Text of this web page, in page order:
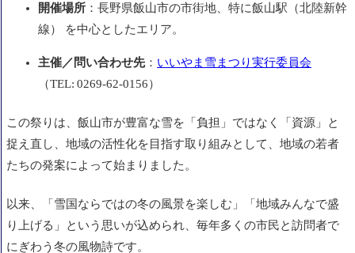
開催場所 ：長野県飯山市の市街地、特に飯山駅（北陸新幹
線） を中心としたエリア。
主催／問い合わせ先： いいやま雪まつり実行委員会
（TEL: 0269‑62‑0156）
この祭りは、飯山市が豊富な雪を「負担」ではなく「資源」と
捉え直し、地域の活性化を目指す取り組みとして、地域の若者
たちの発案によって始まりました。
以来、「雪国ならではの冬の風景を楽しむ」「地域みんなで盛
り上げる」という思いが込められ、毎年多くの市民と訪問者で
にぎわう冬の風物詩です。